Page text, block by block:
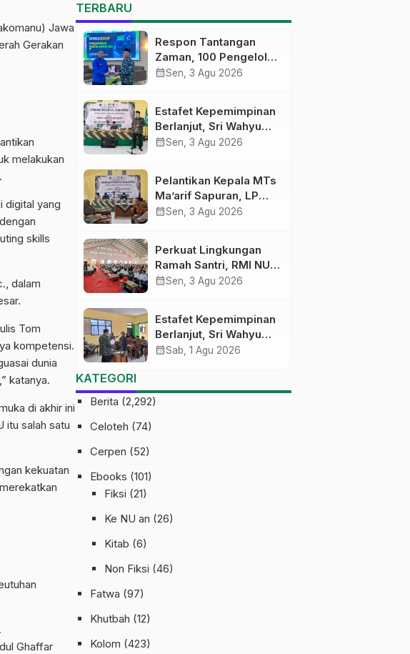
Jawa
Gerakan
melakukan
digital yang
skills
dalam
Tom
kompetensi.
dunia
katanya.
di akhir ini
itu salah satu
kekuatan
Ghaffar
TERBARU
Respon Tantangan
Zaman, 100 Pengelola
Medsos Sekolah
Digital
calendar_monthSen, 3 Agu 2026
Estafet Kepemimpinan
Berlanjut, Sri Wahyu
Susilowati Resmi
calendar_monthSen, 3 Agu 2026
Pelantikan Kepala MTs
Ma’arif Sapuran, LP
Ma’arif NU Wonosobo
Kepemimpinan
Nahdliyah
calendar_monthSen, 3 Agu 2026
Perkuat Lingkungan
Ramah Santri, RMI NU
Gelar ‘Sambang
calendar_monthSen, 3 Agu 2026
Estafet Kepemimpinan
Berlanjut, Sri Wahyu
Susilowati Resmi
calendar_monthSab, 1 Agu 2026
KATEGORI
Berita (2,292)
Celoteh (74)
Cerpen (52)
Ebooks (101)
Fiksi (21)
Ke NU an (26)
Kitab (6)
Non Fiksi (46)
Fatwa (97)
Khutbah (12)
Kolom (423)